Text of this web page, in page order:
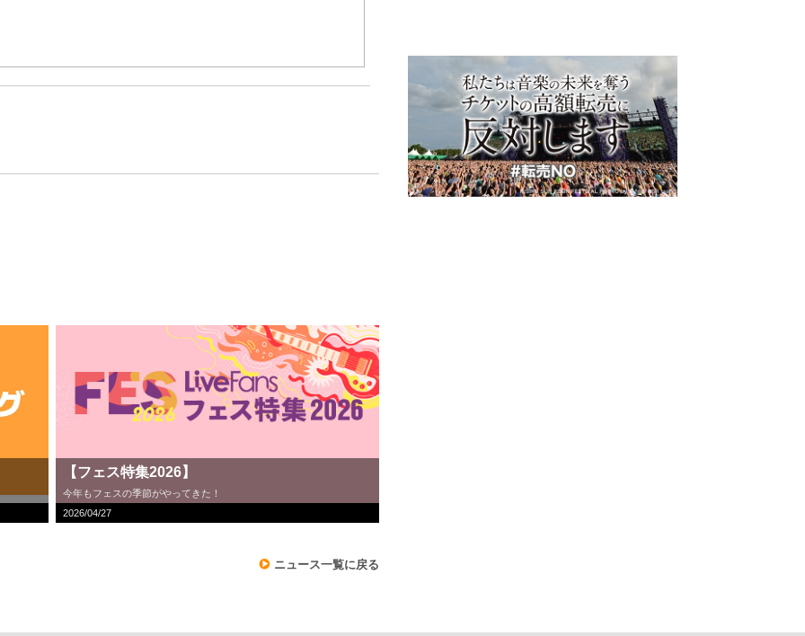
【フェス特集2026】
今年もフェスの季節がやってきた！
2026/04/27
ニュース一覧に戻る